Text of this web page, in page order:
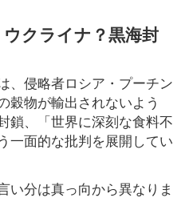
クライナ？黒海封
、侵略者ロシア・プーチン
穀物が輸出されないよう
鎖、「世界に深刻な食料不
一面的な批判を展開してい
い分は真っ向から異なりま